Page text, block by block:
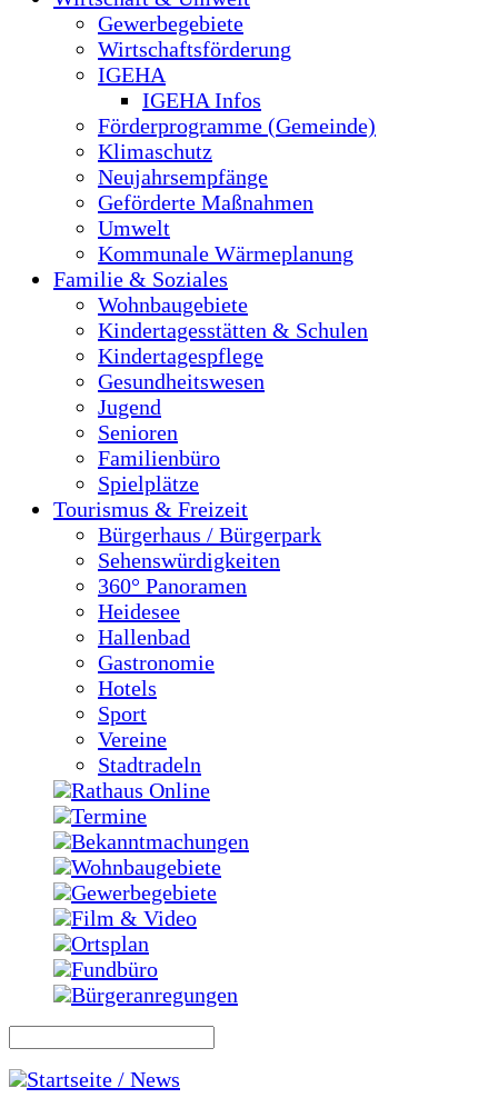
Gewerbegebiete
Wirtschaftsförderung
IGEHA
IGEHA Infos
Förderprogramme (Gemeinde)
Klimaschutz
Neujahrsempfänge
Geförderte Maßnahmen
Umwelt
Kommunale Wärmeplanung
Familie & Soziales
Wohnbaugebiete
Kindertagesstätten & Schulen
Kindertagespflege
Gesundheitswesen
Jugend
Senioren
Familienbüro
Spielplätze
Tourismus & Freizeit
Bürgerhaus / Bürgerpark
Sehenswürdigkeiten
360° Panoramen
Heidesee
Hallenbad
Gastronomie
Hotels
Sport
Vereine
Stadtradeln
Rathaus Online
Termine
Bekanntmachungen
Wohnbaugebiete
Gewerbegebiete
Film & Video
Ortsplan
Fundbüro
Bürgeranregungen
Startseite / News